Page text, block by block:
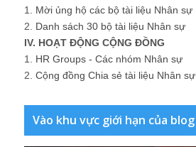
1. Mời ủng hộ các bộ tài liệu Nhân sự
2. Danh sách 30 bộ tài liệu Nhân sự
IV. HOẠT ĐỘNG CỘNG ĐỒNG
1. HR Groups - Các nhóm Nhân sự
2. Cộng đồng Chia sẻ tài liệu Nhân sự
Vào khu vực giới hạn của blog